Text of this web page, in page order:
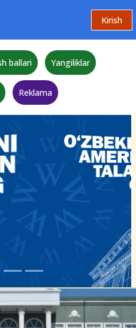
Kirish
ballari Yangiliklar
Reklama